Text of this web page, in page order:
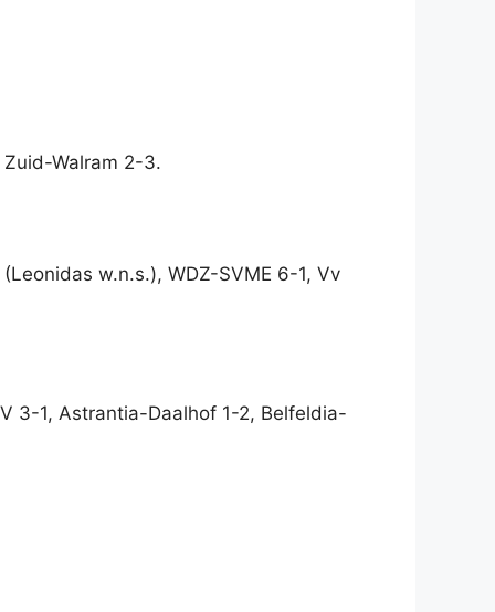
Walram 2-3.
w.n.s.), WDZ-SVME 6-1, Vv
3-1, Astrantia-Daalhof 1-2, Belfeldia-